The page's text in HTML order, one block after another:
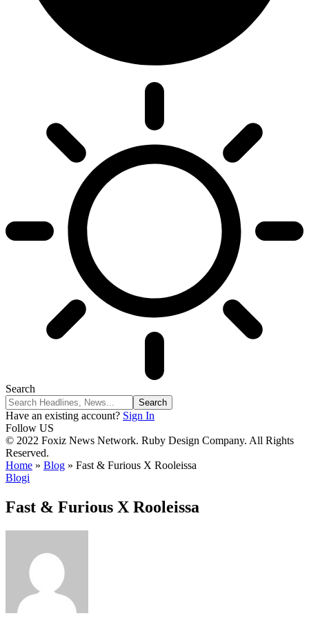
Search
Have an existing account? Sign In
Follow US
© 2022 Foxiz News Network. Ruby Design Company. All Rights
Reserved.
Home » Blog » Fast & Furious X Rooleissa
Blogi
Fast & Furious X Rooleissa